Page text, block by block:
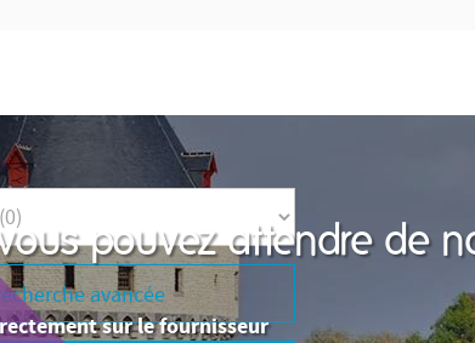
pouvez attendre de
sur le fournisseur
avancée